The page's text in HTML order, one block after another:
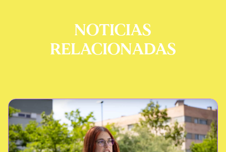
NOTICIAS
RELACIONADAS